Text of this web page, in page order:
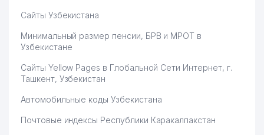
РАЙОНА
65 BUXGALTER-AUDIT ООО 472 м
66
VE TICARET A.S.
ПРЕДСТАВИТЕЛЬСТВО
481 м
MOBILE RETAIL ООО
Сайты Узбекистана
Минимальный размер пенсии, БРВ и МРОТ в
Узбекистане
Сайты Yellow Pages в Глобальной Сети Интернет, г.
Ташкент, Узбекистан
Автомобильные коды Узбекистана
Почтовые индексы Республики Каракалпакстан